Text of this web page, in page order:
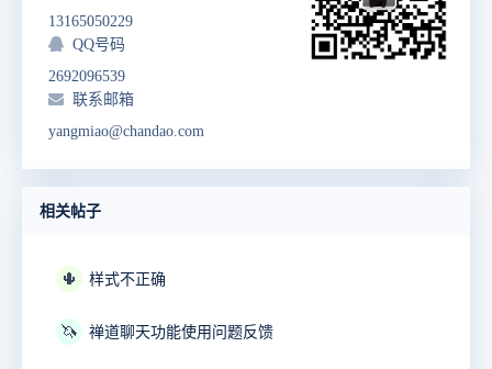
13165050229
QQ号码
2692096539
联系邮箱
yangmiao@chandao.com
相关帖子
🌵 样式不正确
🦄 禅道聊天功能使用问题反馈